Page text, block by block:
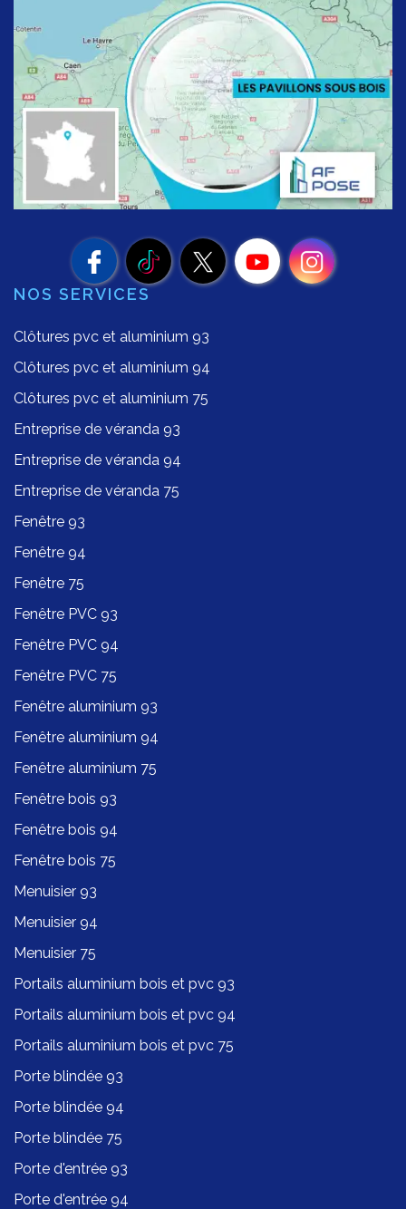
NOS SERVICES
Clôtures pvc et aluminium 93
Clôtures pvc et aluminium 94
Clôtures pvc et aluminium 75
Entreprise de véranda 93
Entreprise de véranda 94
Entreprise de véranda 75
Fenêtre 93
Fenêtre 94
Fenêtre 75
Fenêtre PVC 93
Fenêtre PVC 94
Fenêtre PVC 75
Fenêtre aluminium 93
Fenêtre aluminium 94
Fenêtre aluminium 75
Fenêtre bois 93
Fenêtre bois 94
Fenêtre bois 75
Menuisier 93
Menuisier 94
Menuisier 75
Portails aluminium bois et pvc 93
Portails aluminium bois et pvc 94
Portails aluminium bois et pvc 75
Porte blindée 93
Porte blindée 94
Porte blindée 75
Porte d'entrée 93
Porte d'entrée 94